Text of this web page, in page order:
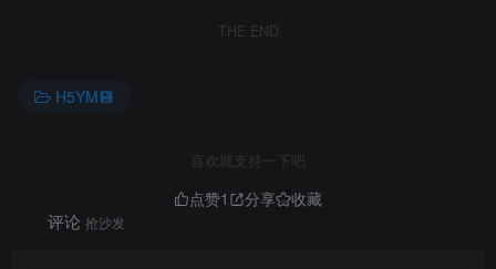
THE END
H5YM💾
喜欢就支持一下吧
点赞1 分享 收藏
评论 抢沙发